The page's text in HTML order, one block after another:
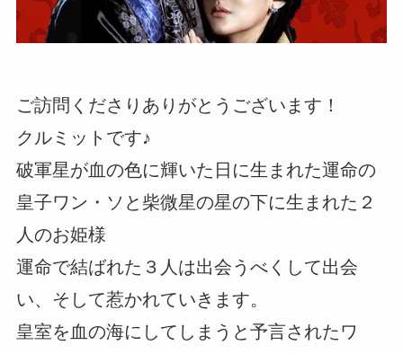
ご訪問くださりありがとうございます！
クルミットです♪
破軍星が血の色に輝いた日に生まれた運命の
皇子ワン・ソと柴微星の星の下に生まれた２
人のお姫様
運命で結ばれた３人は出会うべくして出会
い、そして惹かれていきます。
皇室を血の海にしてしまうと予言されたワ